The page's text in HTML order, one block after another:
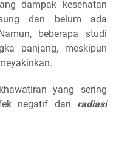
dampak kesehatan
dan belum ada
beberapa studi
panjang, meskipun
yang sering
negatif dari radiasi